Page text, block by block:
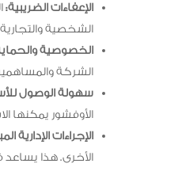
الإعفاءات الضريبية:
الشخصية
الخصوصية
الشركة
سهولة الوصول
الأوفشور يمكنها
الإجراءات الإدارية
الأخرى. هذا